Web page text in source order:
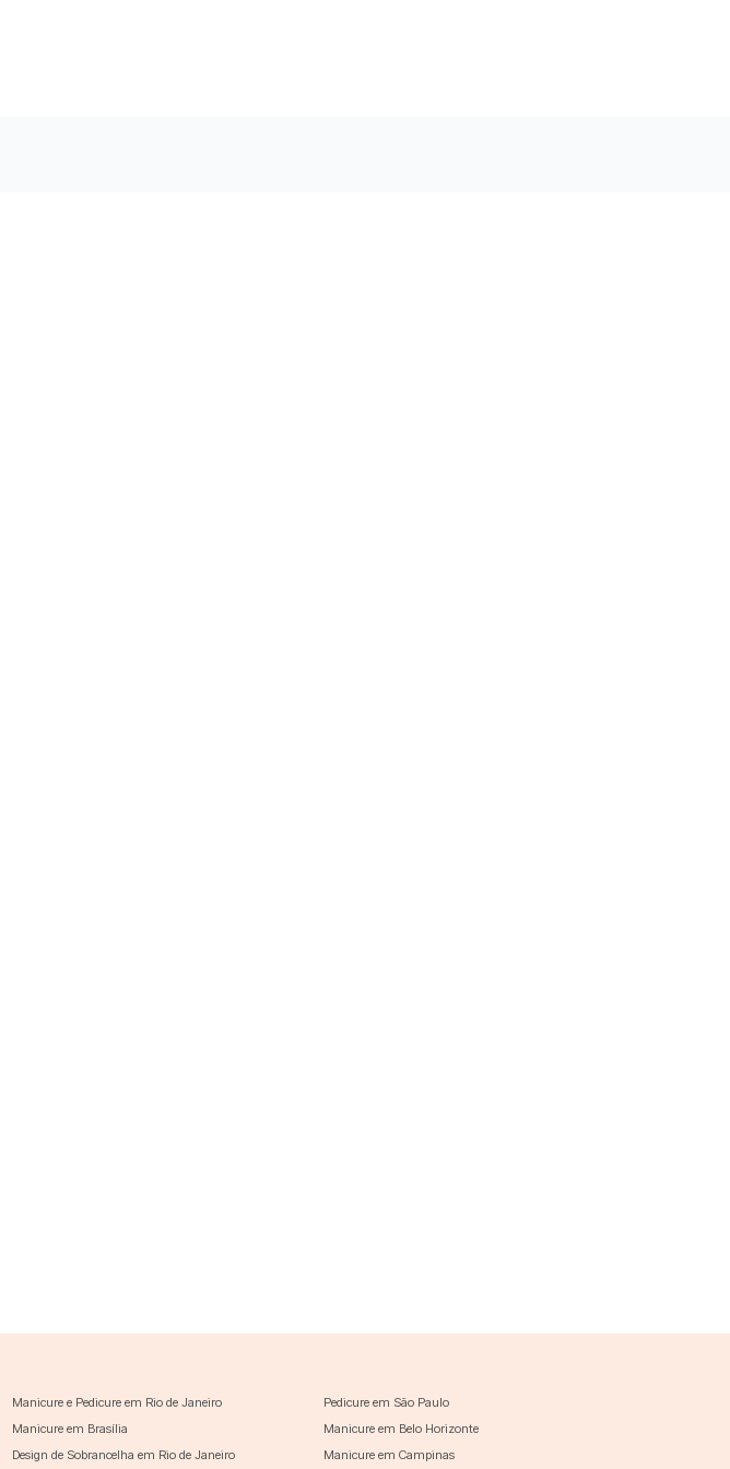
Manicure e Pedicure em Rio de Janeiro
Pedicure em São Paulo
Manicure em Brasília
Manicure em Belo Horizonte
Design de Sobrancelha em Rio de Janeiro Manicure em Campinas